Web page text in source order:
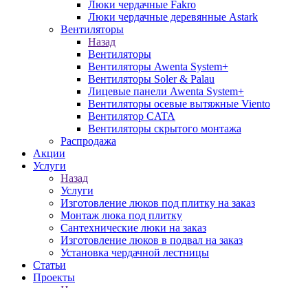
Люки чердачные Fakro
Люки чердачные деревянные Astark
Вентиляторы
Назад
Вентиляторы
Вентиляторы Awenta System+
Вентиляторы Soler & Palau
Лицевые панели Awenta System+
Вентиляторы осевые вытяжные Viento
Вентилятор CATA
Вентиляторы скрытого монтажа
Распродажа
Акции
Услуги
Назад
Услуги
Изготовление люков под плитку на заказ
Монтаж люка под плитку
Сантехнические люки на заказ
Изготовление люков в подвал на заказ
Установка чердачной лестницы
Статьи
Проекты